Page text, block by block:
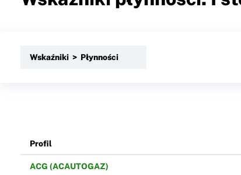
Wskaźniki > Płynności
Profil
ACG (ACAUTOGAZ)